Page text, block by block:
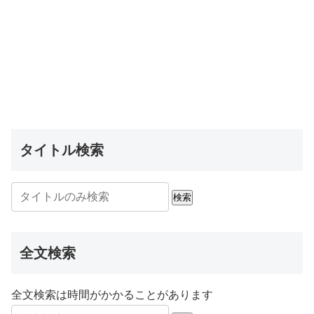
タイトル検索
検索
全文検索
全文検索は時間がかかることがあります